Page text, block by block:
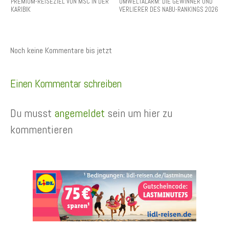
KARIBIK
VERLIERER DES NABU-RANKINGS 2026
Noch keine Kommentare bis jetzt
Einen Kommentar schreiben
Du musst angemeldet sein um hier zu
kommentieren